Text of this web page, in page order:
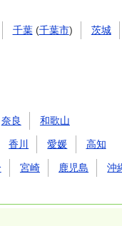
千葉(千葉市)
茨城
奈良 和歌山
香川 愛媛 高知
宮崎 鹿児島 沖